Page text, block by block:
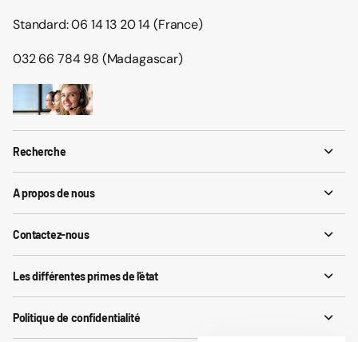
Standard: 06 14 13 20 14 (France)
032 66 784 98 (Madagascar)
Recherche
A propos de nous
Contactez-nous
Les différentes primes de l'état
Politique de confidentialité